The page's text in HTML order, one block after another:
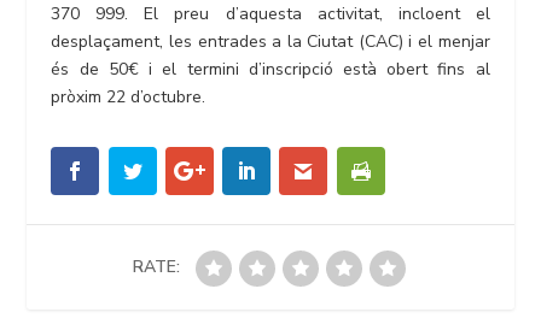
370 999. El preu d’aquesta activitat, incloent el
desplaçament, les entrades a la Ciutat (CAC) i el menjar
és de 50€ i el termini d’inscripció està obert fins al
pròxim 22 d’octubre.
RATE: